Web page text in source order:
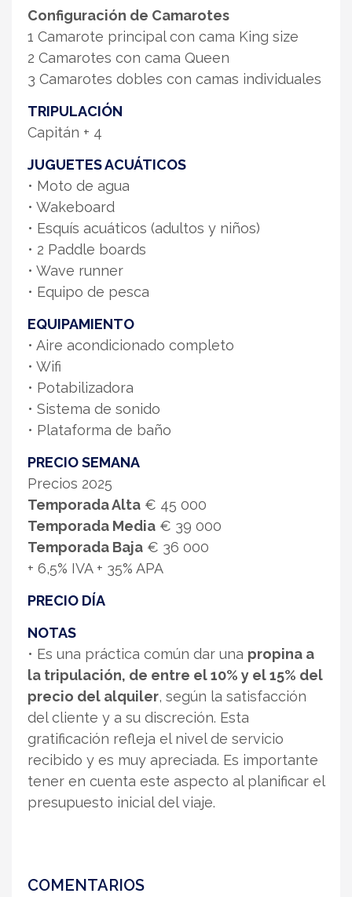
Configuración de Camarotes
1 Camarote principal con cama King size
2 Camarotes con cama Queen
3 Camarotes dobles con camas individuales
TRIPULACIÓN
Capitán + 4
JUGUETES ACUÁTICOS
• Moto de agua
• Wakeboard
• Esquís acuáticos (adultos y niños)
• 2 Paddle boards
• Wave runner
• Equipo de pesca
EQUIPAMIENTO
• Aire acondicionado completo
• Wifi
• Potabilizadora
• Sistema de sonido
• Plataforma de baño
PRECIO SEMANA
Precios 2025
Temporada Alta € 45 000
Temporada Media € 39 000
Temporada Baja € 36 000
+ 6,5% IVA + 35% APA
PRECIO DÍA
NOTAS
• Es una práctica común dar una propina a
la tripulación, de entre el 10% y el 15% del
precio del alquiler, según la satisfacción
del cliente y a su discreción. Esta
gratificación refleja el nivel de servicio
recibido y es muy apreciada. Es importante
tener en cuenta este aspecto al planificar el
presupuesto inicial del viaje.
COMENTARIOS